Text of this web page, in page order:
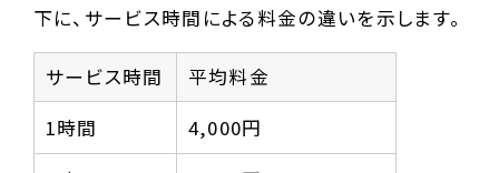
下に、サービス時間による料金の違いを示します。
サービス時間
平均料金
1時間
4,000円